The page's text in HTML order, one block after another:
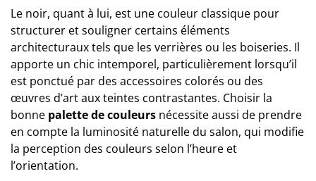
Le noir, quant à lui, est une couleur classique pour
structurer et souligner certains éléments
architecturaux tels que les verrières ou les boiseries. Il
apporte un chic intemporel, particulièrement lorsqu’il
est ponctué par des accessoires colorés ou des
œuvres d’art aux teintes contrastantes. Choisir la
bonne palette de couleurs nécessite aussi de prendre
en compte la luminosité naturelle du salon, qui modifie
la perception des couleurs selon l’heure et
l’orientation.